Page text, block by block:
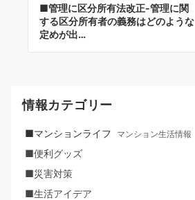
■管理に区分所有法改正-管理に関
する区分所有者の義務はどのような
定めが出…
情報カテゴリー
■マンションライフ マンション生活情報
■便利グッズ
■災害対策
■生活アイデア